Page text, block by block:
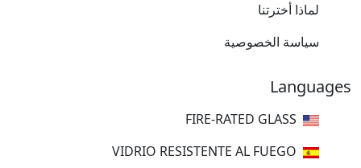
لماذا أخترتنا
سياسة الخصوصية
Languages